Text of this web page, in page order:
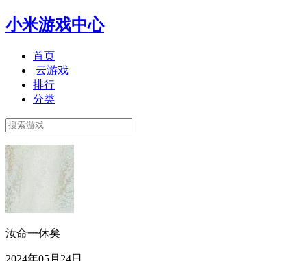
小米游戏中心
首页
云游戏
排行
分类
汝命一休矣
2024年05月24日